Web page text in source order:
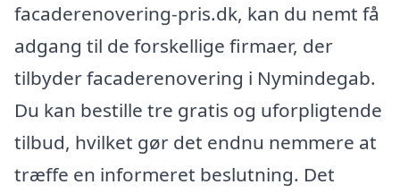
facaderenovering-pris.dk, kan du nemt få
adgang til de forskellige firmaer, der
tilbyder facaderenovering i Nymindegab.
Du kan bestille tre gratis og uforpligtende
tilbud, hvilket gør det endnu nemmere at
træffe en informeret beslutning. Det